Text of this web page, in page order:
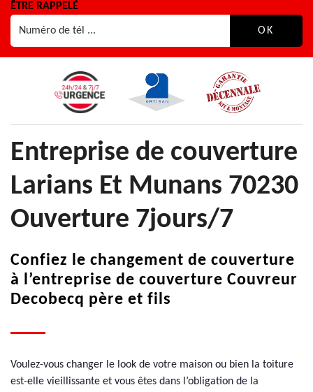
ÊTRE RAPPELÉ
Entreprise de couverture
Larians Et Munans 70230
Ouverture 7jours/7
Confiez le changement de couverture
à l’entreprise de couverture Couvreur
Decobecq père et fils
Voulez-vous changer le look de votre maison ou bien la toiture
est-elle vieillissante et vous êtes dans l’obligation de la